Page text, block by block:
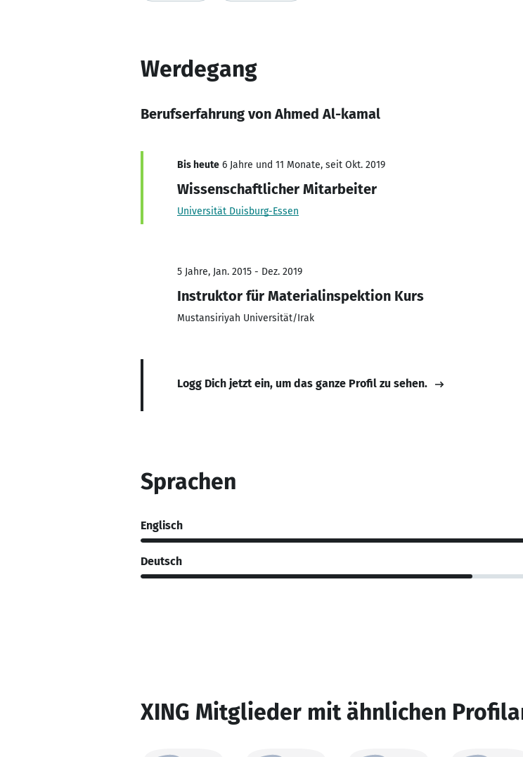
Werdegang
Berufserfahrung von Ahmed Al-kamal
Bis heute 6 Jahre und 11 Monate, seit Okt. 2019
Wissenschaftlicher Mitarbeiter
Universität Duisburg-Essen
5 Jahre, Jan. 2015 - Dez. 2019
Instruktor für Materialinspektion Kurs
Mustansiriyah Universität/Irak
Logg Dich jetzt ein, um das ganze Profil zu sehen.
Sprachen
Englisch
Deutsch
XING Mitglieder mit ähnlichen